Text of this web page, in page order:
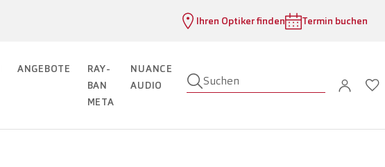
Ihren Optiker finden Termin buchen
ANGEBOTE
RAY-
BAN
META
NUANCE
AUDIO
Suchen